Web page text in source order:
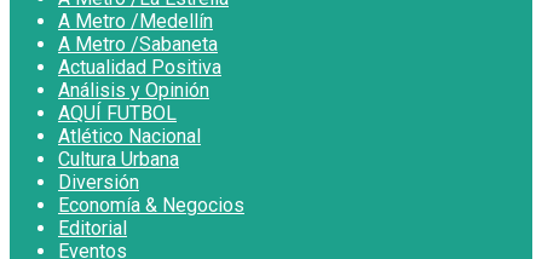
A Metro /Medellín
A Metro /Sabaneta
Actualidad Positiva
Análisis y Opinión
AQUÍ FUTBOL
Atlético Nacional
Cultura Urbana
Diversión
Economía & Negocios
Editorial
Eventos